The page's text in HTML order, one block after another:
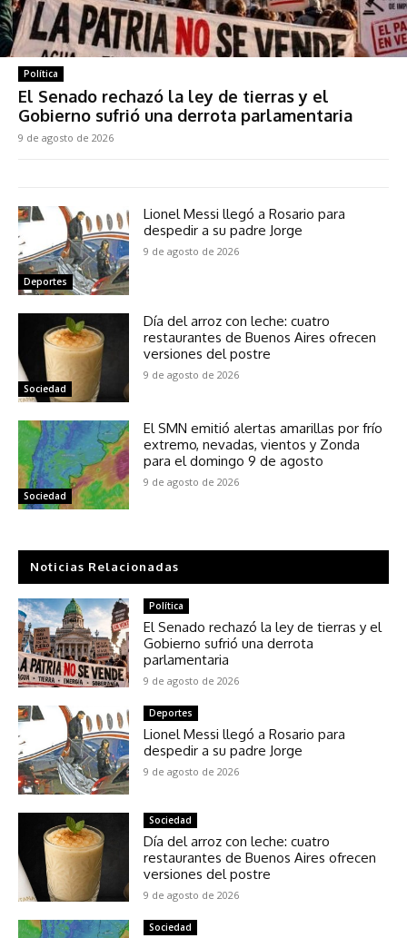
Política
El Senado rechazó la ley de tierras y el
Gobierno sufrió una derrota parlamentaria
9 de agosto de 2026
Deportes
Lionel Messi llegó a Rosario para
despedir a su padre Jorge
9 de agosto de 2026
Sociedad
Día del arroz con leche: cuatro
restaurantes de Buenos Aires ofrecen
versiones del postre
9 de agosto de 2026
Sociedad
El SMN emitió alertas amarillas por frío
extremo, nevadas, vientos y Zonda
para el domingo 9 de agosto
9 de agosto de 2026
Noticias Relacionadas
Política
El Senado rechazó la ley de tierras y el
Gobierno sufrió una derrota
parlamentaria
9 de agosto de 2026
Deportes
Lionel Messi llegó a Rosario para
despedir a su padre Jorge
9 de agosto de 2026
Sociedad
Día del arroz con leche: cuatro
restaurantes de Buenos Aires ofrecen
versiones del postre
9 de agosto de 2026
Sociedad